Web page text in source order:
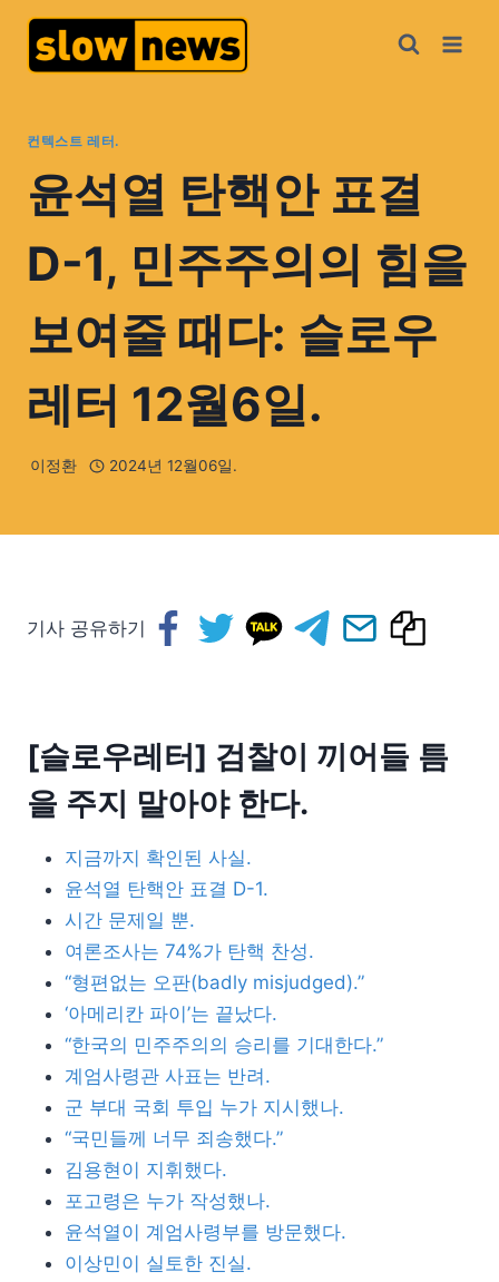
컨텍스트 레터.
윤석열 탄핵안 표결
D-1, 민주주의의 힘을
보여줄 때다: 슬로우
레터 12월6일.
이정환 2024년 12월06일.
기사 공유하기
[슬로우레터] 검찰이 끼어들 틈
을 주지 말아야 한다.
지금까지 확인된 사실.
윤석열 탄핵안 표결 D-1.
시간 문제일 뿐.
여론조사는 74%가 탄핵 찬성.
“형편없는 오판(badly misjudged).”
‘아메리칸 파이’는 끝났다.
“한국의 민주주의의 승리를 기대한다.”
계엄사령관 사표는 반려.
군 부대 국회 투입 누가 지시했나.
“국민들께 너무 죄송했다.”
김용현이 지휘했다.
포고령은 누가 작성했나.
윤석열이 계엄사령부를 방문했다.
이상민이 실토한 진실.